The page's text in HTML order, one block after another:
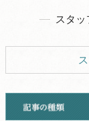
スタッ
キャンプ